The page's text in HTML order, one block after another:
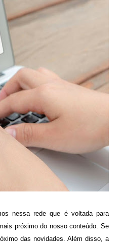
nessa rede que é voltada para
próximo do nosso conteúdo. Se
das novidades. Além disso, a